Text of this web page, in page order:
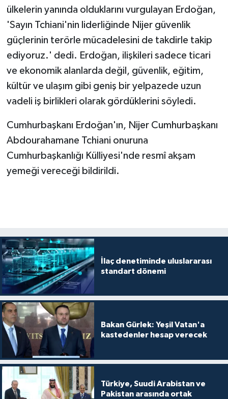
ülkelerin yanında olduklarını vurgulayan Erdoğan,
'Sayın Tchiani'nin liderliğinde Nijer güvenlik
güçlerinin terörle mücadelesini de takdirle takip
ediyoruz.' dedi. Erdoğan, ilişkileri sadece ticari
ve ekonomik alanlarda değil, güvenlik, eğitim,
kültür ve ulaşım gibi geniş bir yelpazede uzun
vadeli iş birlikleri olarak gördüklerini söyledi.
Cumhurbaşkanı Erdoğan'ın, Nijer Cumhurbaşkanı
Abdourahamane Tchiani onuruna
Cumhurbaşkanlığı Külliyesi'nde resmî akşam
yemeği vereceği bildirildi.
İlaç denetiminde uluslararası
standart dönemi
Bakan Gürlek: Yeşil Vatan'a
kastedenler hesap verecek
Türkiye, Suudi Arabistan ve
Pakistan arasında ortak